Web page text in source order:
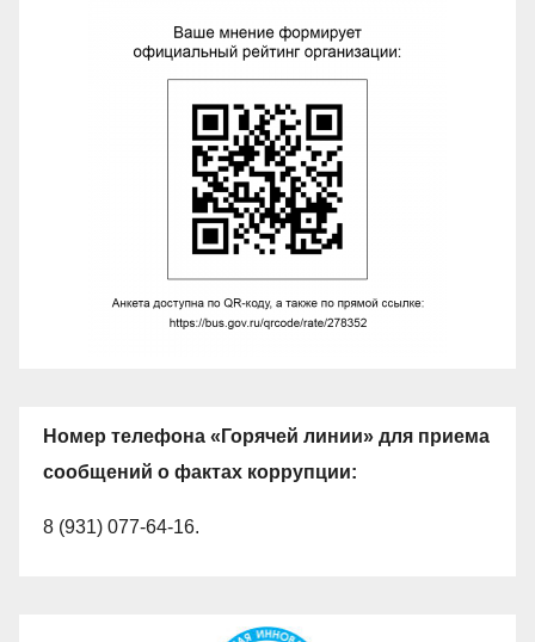
Номер телефона «Горячей линии» для приема
сообщений о фактах коррупции:
8 (931) 077-64-16.